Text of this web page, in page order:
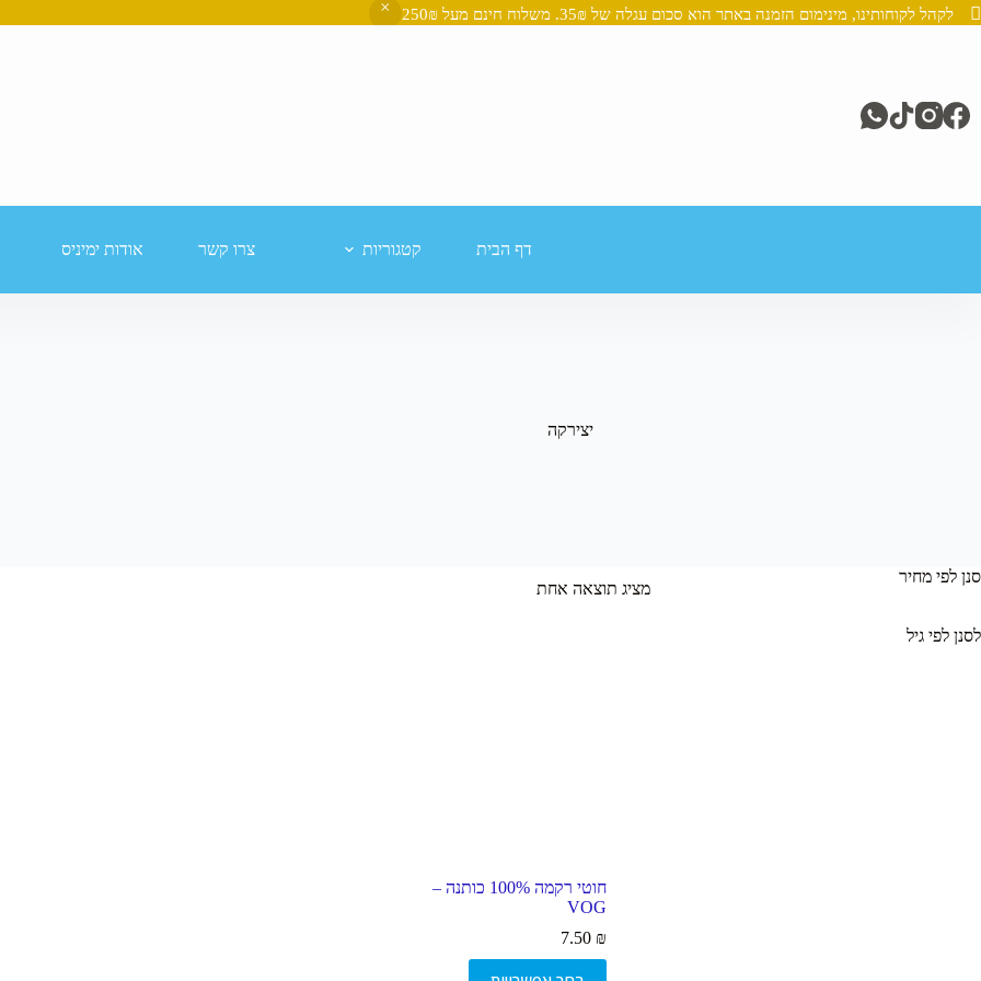
לקהל לקוחותינו, מינימום הזמנה באתר הוא סכום עגלה של 35₪. משלוח חינם מעל 250₪
דף הבית קטגוריות צרו קשר אודות ימיניס
יצירקה
מציג תוצאה אחת
חוטי רקמה 100% כותנה –
VOG
7.50 ₪
למוצר
סנן לפי מחיר
לסנן לפי גיל